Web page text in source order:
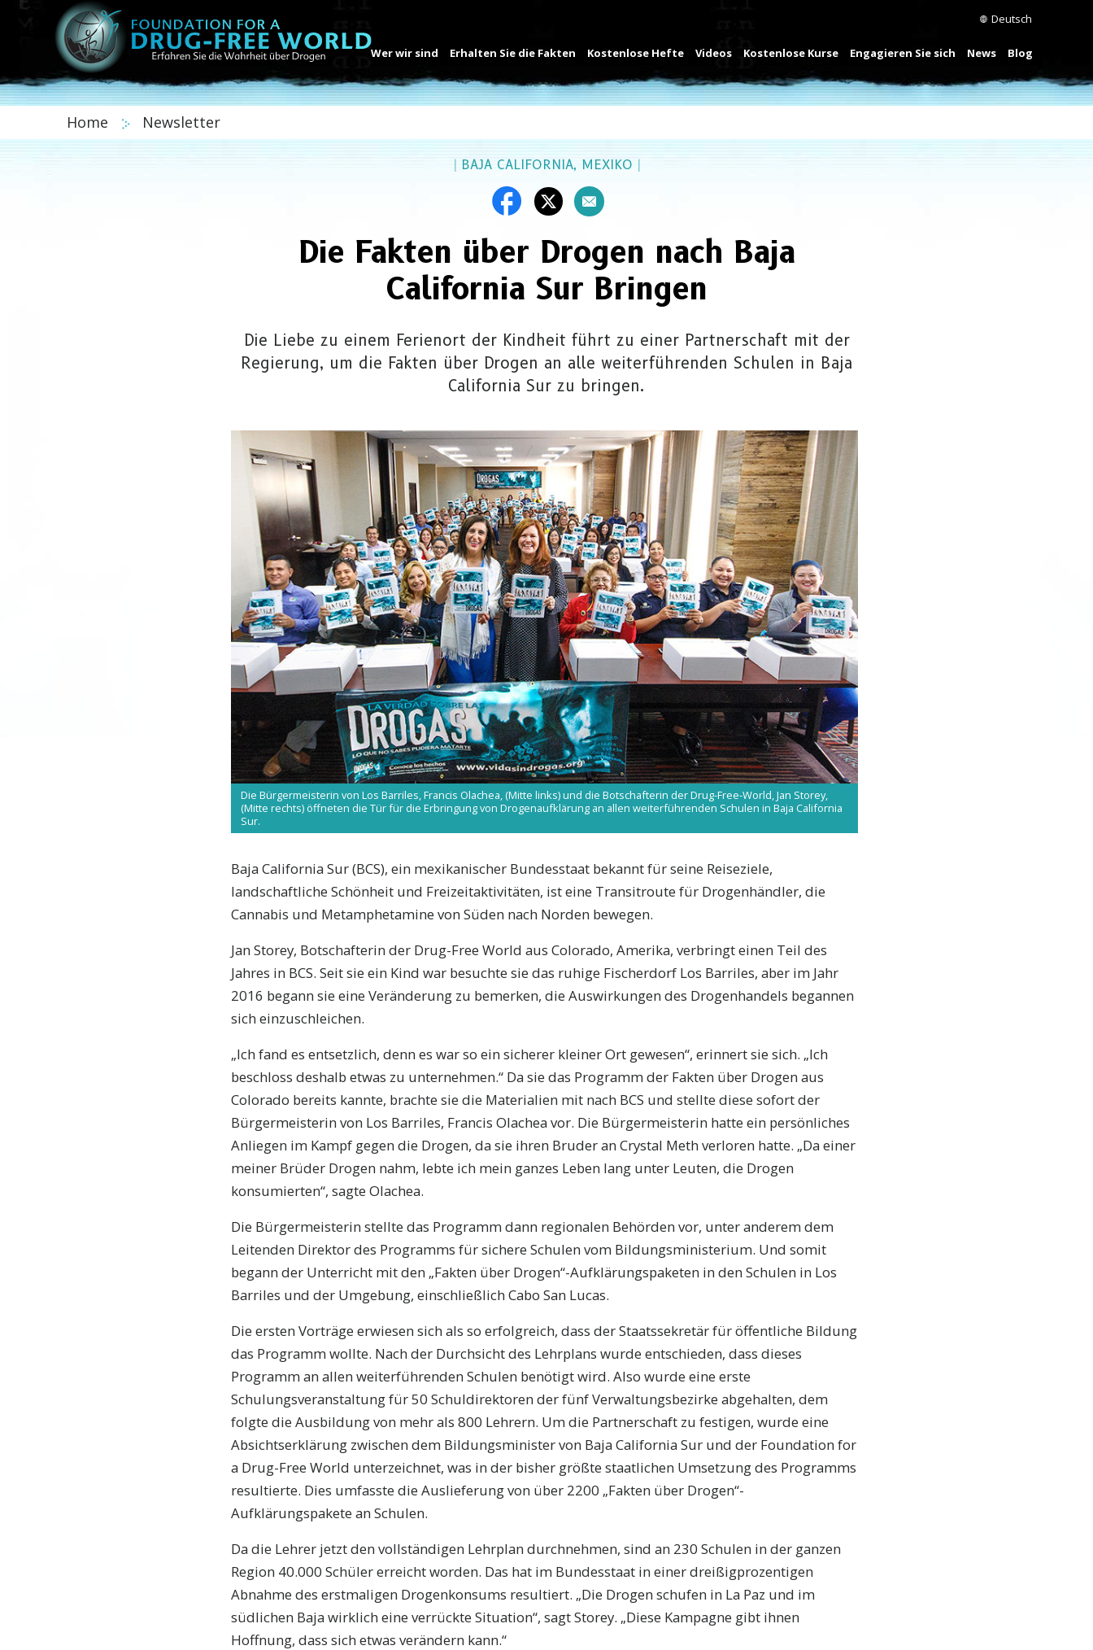
Deutsch
Wer wir sind Erhalten Sie die Fakten Kostenlose Hefte Videos Kostenlose Kurse Engagieren Sie sich News Blog
Home Newsletter
|BAJA CALIFORNIA, MEXIKO |
Die Fakten über Drogen nach Baja
California Sur Bringen
Die Liebe zu einem Ferienort der Kindheit führt zu einer Partnerschaft mit der
Regierung, um die Fakten über Drogen an alle weiterführenden Schulen in Baja
California Sur zu bringen.
Die Bürgermeisterin von Los Barriles, Francis Olachea, (Mitte links) und die Botschafterin der Drug-Free-World, Jan Storey,
(Mitte rechts) öffneten die Tür für die Erbringung von Drogenaufklärung an allen weiterführenden Schulen in Baja California
Sur.
Baja California Sur (BCS), ein mexikanischer Bundesstaat bekannt für seine Reiseziele,
landschaftliche Schönheit und Freizeitaktivitäten, ist eine Transitroute für Drogenhändler, die
Cannabis und Metamphetamine von Süden nach Norden bewegen.
Jan Storey, Botschafterin der Drug-Free World aus Colorado, Amerika, verbringt einen Teil des
Jahres in BCS. Seit sie ein Kind war besuchte sie das ruhige Fischerdorf Los Barriles, aber im Jahr
2016 begann sie eine Veränderung zu bemerken, die Auswirkungen des Drogenhandels begannen
sich einzuschleichen.
„Ich fand es entsetzlich, denn es war so ein sicherer kleiner Ort gewesen“, erinnert sie sich. „Ich
beschloss deshalb etwas zu unternehmen.“ Da sie das Programm der Fakten über Drogen aus
Colorado bereits kannte, brachte sie die Materialien mit nach BCS und stellte diese sofort der
Bürgermeisterin von Los Barriles, Francis Olachea vor. Die Bürgermeisterin hatte ein persönliches
Anliegen im Kampf gegen die Drogen, da sie ihren Bruder an Crystal Meth verloren hatte. „Da einer
meiner Brüder Drogen nahm, lebte ich mein ganzes Leben lang unter Leuten, die Drogen
konsumierten“, sagte Olachea.
Die Bürgermeisterin stellte das Programm dann regionalen Behörden vor, unter anderem dem
Leitenden Direktor des Programms für sichere Schulen vom Bildungsministerium. Und somit
begann der Unterricht mit den „Fakten über Drogen“-Aufklärungspaketen in den Schulen in Los
Barriles und der Umgebung, einschließlich Cabo San Lucas.
Die ersten Vorträge erwiesen sich als so erfolgreich, dass der Staatssekretär für öffentliche Bildung
das Programm wollte. Nach der Durchsicht des Lehrplans wurde entschieden, dass dieses
Programm an allen weiterführenden Schulen benötigt wird. Also wurde eine erste
Schulungsveranstaltung für 50 Schuldirektoren der fünf Verwaltungsbezirke abgehalten, dem
folgte die Ausbildung von mehr als 800 Lehrern. Um die Partnerschaft zu festigen, wurde eine
Absichtserklärung zwischen dem Bildungsminister von Baja California Sur und der Foundation for
a Drug-Free World unterzeichnet, was in der bisher größte staatlichen Umsetzung des Programms
resultierte. Dies umfasste die Auslieferung von über 2200 „Fakten über Drogen“-
Aufklärungspakete an Schulen.
Da die Lehrer jetzt den vollständigen Lehrplan durchnehmen, sind an 230 Schulen in der ganzen
Region 40.000 Schüler erreicht worden. Das hat im Bundesstaat in einer dreißigprozentigen
Abnahme des erstmaligen Drogenkonsums resultiert. „Die Drogen schufen in La Paz und im
südlichen Baja wirklich eine verrückte Situation“, sagt Storey. „Diese Kampagne gibt ihnen
Hoffnung, dass sich etwas verändern kann.“